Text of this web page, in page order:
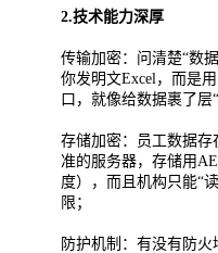
2.技术能力深厚
传输加密：问清楚“数
你发明文Excel，而是
口，就像给数据裹了层
存储加密：员工数据存
准的服务器，存储用
度），而且机构只能“
限；
防护机制：有没有防